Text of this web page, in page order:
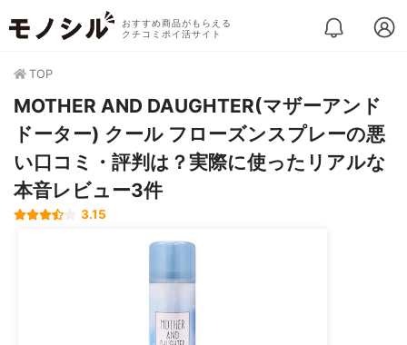
おすすめ商品がもらえる
クチコミポイ活サイト
TOP
MOTHER AND DAUGHTER(マザーアンド
ドーター) クール フローズンスプレーの悪
い口コミ・評判は？実際に使ったリアルな
本音レビュー3件
3.15